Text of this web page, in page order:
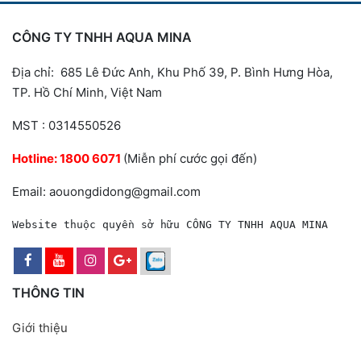
CÔNG TY TNHH AQUA MINA
Địa chỉ: 685 Lê Đức Anh, Khu Phố 39, P. Bình Hưng Hòa,
TP. Hồ Chí Minh, Việt Nam
MST : 0314550526
Hotline:1800 6071 (Miễn phí cước gọi đến)
Email: aouongdidong@gmail.com
Website thuộc quyền sở hữu CÔNG TY TNHH AQUA MINA
THÔNG TIN
Giới thiệu